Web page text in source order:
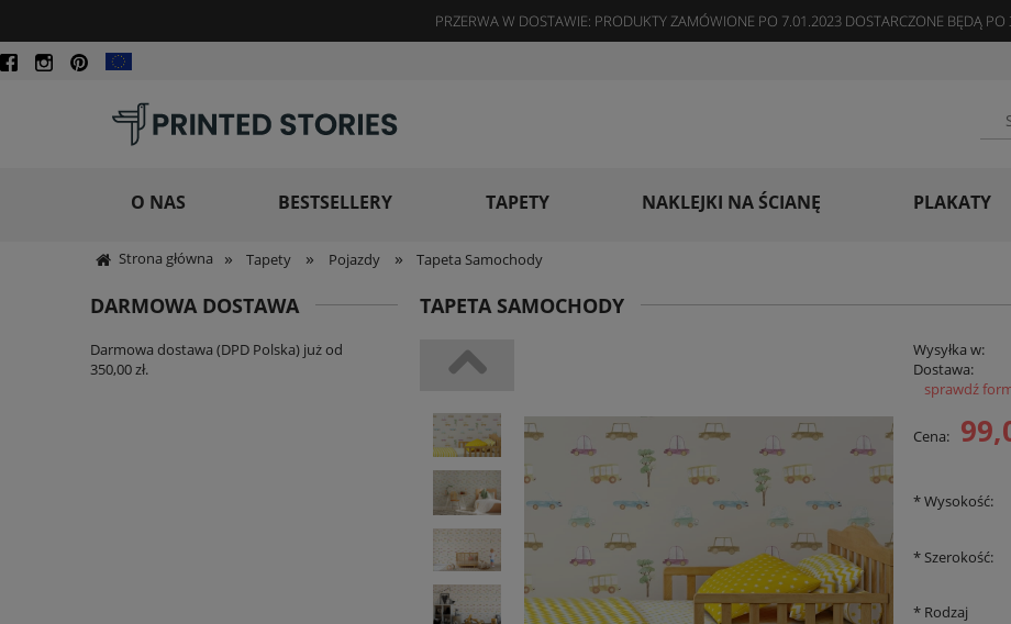
PRZERWA W DOSTAWIE: PRODUKTY ZAMÓWIONE PO 7.01.2023 DOSTARCZONE BĘDĄ PO
O NAS BESTSELLERY TAPETY NAKLEJKI NA ŚCIANĘ PLAKATY
Strona główna » Tapety » Pojazdy » Tapeta Samochody
DARMOWA DOSTAWA
Darmowa dostawa (DPD Polska) już od
350,00 zł.
TAPETA SAMOCHODY
Wysyłka w:
Dostawa:
Cena
płatności
sprawdź
Cena:
*Wysokość:
* Szerokość:
* Rodzaj